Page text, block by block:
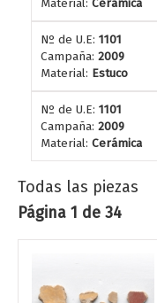
Material: Cerámica
Nº de U.E: 1101
Campaña: 2009
Material: Estuco
Nº de U.E: 1101
Campaña: 2009
Material: Cerámica
Todas las piezas
Página 1 de 34